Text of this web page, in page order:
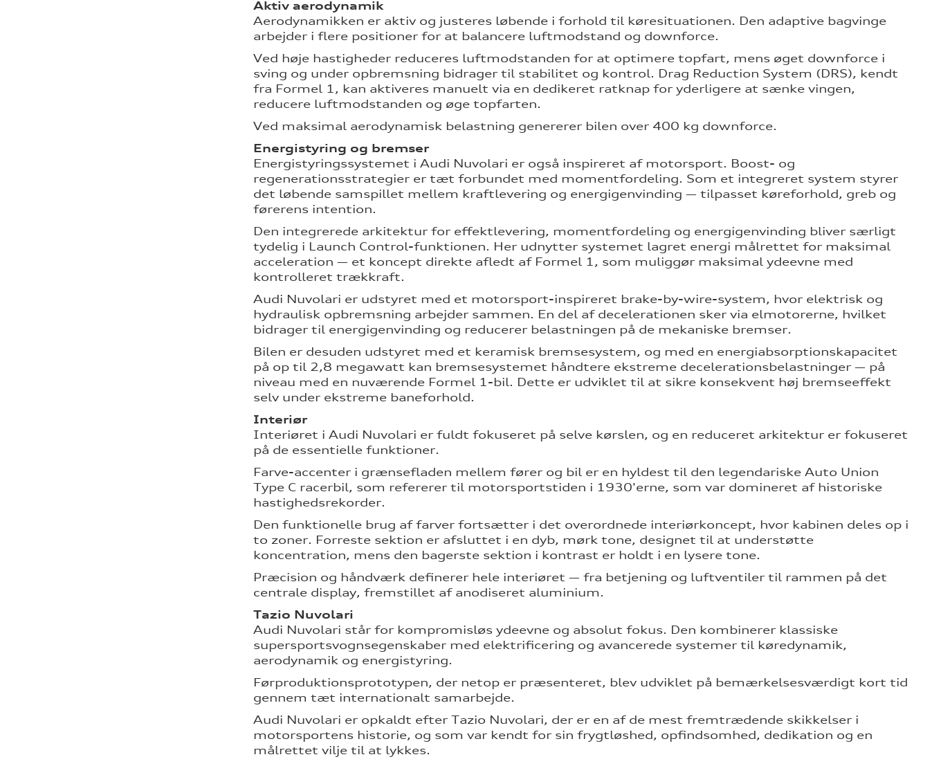
Aktiv aerodynamik
Aerodynamikken er aktiv og justeres løbende i forhold til køresituationen. Den adaptive bagvinge
arbejder i flere positioner for at balancere luftmodstand og downforce.
Ved høje hastigheder reduceres luftmodstanden for at optimere topfart, mens øget downforce i
sving og under opbremsning bidrager til stabilitet og kontrol. Drag Reduction System (DRS), kendt
fra Formel 1, kan aktiveres manuelt via en dedikeret ratknap for yderligere at sænke vingen,
reducere luftmodstanden og øge topfarten.
Ved maksimal aerodynamisk belastning genererer bilen over 400 kg downforce.
Energistyring og bremser
Energistyringssystemet i Audi Nuvolari er også inspireret af motorsport. Boost- og
regenerationsstrategier er tæt forbundet med momentfordeling. Som et integreret system styrer
det løbende samspillet mellem kraftlevering og energigenvinding — tilpasset køreforhold, greb og
førerens intention.
Den integrerede arkitektur for effektlevering, momentfordeling og energigenvinding bliver særligt
tydelig i Launch Control-funktionen. Her udnytter systemet lagret energi målrettet for maksimal
acceleration — et koncept direkte afledt af Formel 1, som muliggør maksimal ydeevne med
kontrolleret trækkraft.
Audi Nuvolari er udstyret med et motorsport-inspireret brake-by-wire-system, hvor elektrisk og
hydraulisk opbremsning arbejder sammen. En del af decelerationen sker via elmotorerne, hvilket
bidrager til energigenvinding og reducerer belastningen på de mekaniske bremser.
Bilen er desuden udstyret med et keramisk bremsesystem, og med en energiabsorptionskapacitet
på op til 2,8 megawatt kan bremsesystemet håndtere ekstreme decelerationsbelastninger — på
niveau med en nuværende Formel 1-bil. Dette er udviklet til at sikre konsekvent høj bremseeffekt
selv under ekstreme baneforhold.
Interiør
Interiøret i Audi Nuvolari er fuldt fokuseret på selve kørslen, og en reduceret arkitektur er fokuseret
på de essentielle funktioner.
Farve-accenter i grænsefladen mellem fører og bil er en hyldest til den legendariske Auto Union
Type C racerbil, som refererer til motorsportstiden i 1930'erne, som var domineret af historiske
hastighedsrekorder.
Den funktionelle brug af farver fortsætter i det overordnede interiørkoncept, hvor kabinen deles op i
to zoner. Forreste sektion er afsluttet i en dyb, mørk tone, designet til at understøtte
koncentration, mens den bagerste sektion i kontrast er holdt i en lysere tone.
Præcision og håndværk definerer hele interiøret — fra betjening og luftventiler til rammen på det
centrale display, fremstillet af anodiseret aluminium.
Tazio Nuvolari
Audi Nuvolari står for kompromisløs ydeevne og absolut fokus. Den kombinerer klassiske
supersportsvognsegenskaber med elektrificering og avancerede systemer til køredynamik,
aerodynamik og energistyring.
Førproduktionsprototypen, der netop er præsenteret, blev udviklet på bemærkelsesværdigt kort tid
gennem tæt internationalt samarbejde.
Audi Nuvolari er opkaldt efter Tazio Nuvolari, der er en af de mest fremtrædende skikkelser i
motorsportens historie, og som var kendt for sin frygtløshed, opfindsomhed, dedikation og en
målrettet vilje til at lykkes.